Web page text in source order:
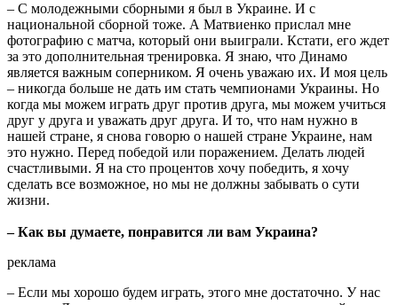
– С молодежными сборными я был в Украине. И с
национальной сборной тоже. А Матвиенко прислал мне
фотографию с матча, который они выиграли. Кстати, его ждет
за это дополнительная тренировка. Я знаю, что Динамо
является важным соперником. Я очень уважаю их. И моя цель
– никогда больше не дать им стать чемпионами Украины. Но
когда мы можем играть друг против друга, мы можем учиться
друг у друга и уважать друг друга. И то, что нам нужно в
нашей стране, я снова говорю о нашей стране Украине, нам
это нужно. Перед победой или поражением. Делать людей
счастливыми. Я на сто процентов хочу победить, я хочу
сделать все возможное, но мы не должны забывать о сути
жизни.
– Как вы думаете, понравится ли вам Украина?
реклама
– Если мы хорошо будем играть, этого мне достаточно. У нас